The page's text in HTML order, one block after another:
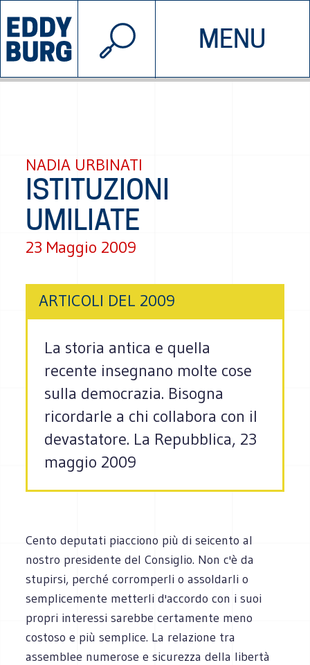
MENU
INIZIATIVE CHI SIAMO
© 2026 EDDYBURG
NADIA URBINATI
ISTITUZIONI
UMILIATE
23 Maggio 2009
ARTICOLI DEL 2009
La storia antica e quella
recente insegnano molte cose
sulla democrazia. Bisogna
ricordarle a chi collabora con il
devastatore. La Repubblica, 23
maggio 2009
Cento deputati piacciono più di seicento al
nostro presidente del Consiglio. Non c'è da
stupirsi, perché corromperli o assoldarli o
semplicemente metterli d'accordo con i suoi
propri interessi sarebbe certamente meno
costoso e più semplice. La relazione tra
assemblee numerose e sicurezza della libertà